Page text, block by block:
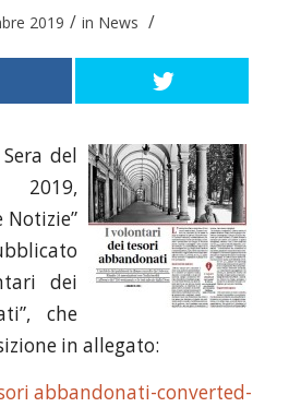
2019 / in News /
del
2019,
Notizie”
dei
che
in allegato:
abbandonati-converted-